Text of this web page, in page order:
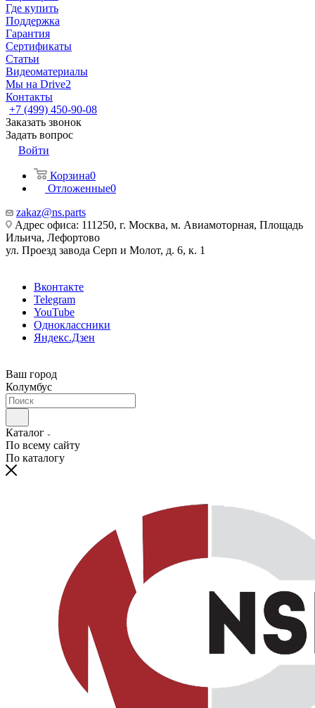
Где купить
Поддержка
Гарантия
Сертификаты
Статьи
Видеоматериалы
Мы на Drive2
Контакты
+7 (499) 450-90-08
Заказать звонок
Задать вопрос
Войти
Корзина0
Отложенные0
zakaz@ns.parts
Адрес офиса: 111250, г. Москва, м. Авиамоторная, Площадь
Ильича, Лефортово
ул. Проезд завода Серп и Молот, д. 6, к. 1
Вконтакте
Telegram
YouTube
Одноклассники
Яндекс.Дзен
Ваш город
Колумбус
Каталог
По всему сайту
По каталогу